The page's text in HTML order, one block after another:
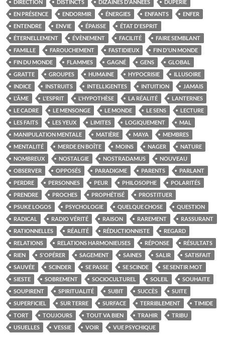
DIRECTION DISTINCTS DIZAINES D'ANNÉES
DUPERIE
EN PRÉSENCE
ENDORMIR ÉNERGIES ENFANTS
ENFER
ENTENDRE
ENVIE ÉPAISSE
ÉTAT D'ESPRIT
ÉTERNELLEMENT
ÉVÈNEMENT FACILITÉ
FAIRE SEMBLANT
FAMILLE
FAROUCHEMENT FASTIDIEUX
FIN D'UN MONDE
FIN DU MONDE
FLAMMES GAGNÉ GENS
GLOBAL
GRATTE
GROUPES HUMAINE HYPOCRISIE
ILLUSOIRE
INDICE
INSTRUITS INTELLIGENTES INTUITION
JAMAIS
L'ÂME
L'ESPRIT L'HYPOTHÈSE LA RÉALITÉ
LANTERNES
LE CADRE
LE MENSONGE LE MONDE LE SENS
LECTURE
LES FAITS
LES YEUX LIMITES LOGIQUEMENT
MAL
MANIPULATION MENTALE
MATIÈRE MAYA
MEMBRES
MENTALITÉ
MERDE EN BOÎTE MOINS NAGER
NATURE
NOMBREUX
NOSTALGIE NOSTRADAMUS
NOUVEAU
OBSERVER
OPPOSÉS PARADIGME PARENTS
PARLANT
PERDRE
PERSONNES PEUR PHILOSOPHE
POLARITÉS
PRENDRE
PROCHES PROPHÉTISÉ
PROSTITUER
PSUKE LOGOS
PSYCHOLOGIE QUELQUE CHOSE
QUESTION
RADICAL
RADIO VÉRITÉ RAISON RAREMENT
RASSURANT
RATIONNELLES
RÉALITÉ RÉDUCTIONNISTE
REGARD
RELATIONS
RELATIONS HARMONIEUSES RÉPONSE
RÉSULTATS
RIEN
S'OPÉRER SAGEMENT SAINES SALIR
SATISFAIT
SAUVÉE
SCINDER SE PASSE SE SCINDE
SE SENTIR MOT
SIESTE
SOBREMENT SOCIOCULTUREL SOLEIL
SOUHAITE
SOUPIRENT
SPIRITUALITÉ SUBIT SUCCÈS
SUITE
SUPERFICIEL
SUR TERRE SURFACE TERRIBLEMENT
TIMIDE
TORT
TOUJOURS TOUT VA BIEN TRAHIR
TRIBU
USUELLES
VESSIE VOIR VUE PSYCHIQUE